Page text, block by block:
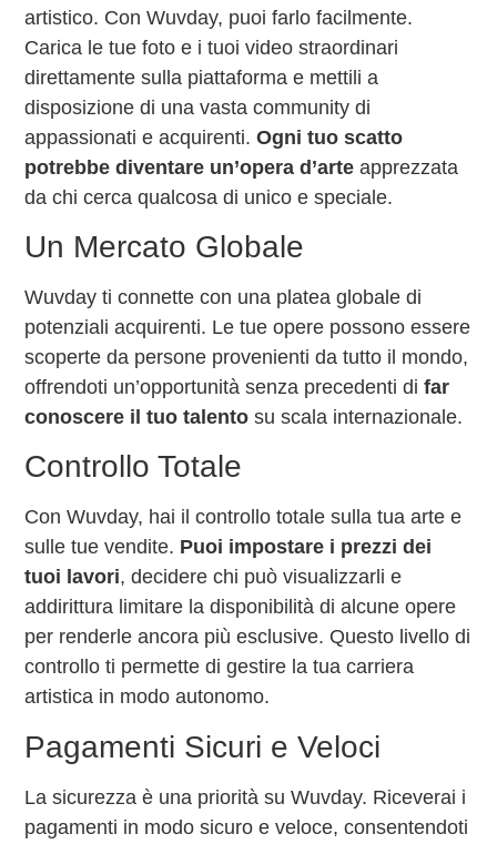
artistico. Con Wuvday, puoi farlo facilmente.
Carica le tue foto e i tuoi video straordinari
direttamente sulla piattaforma e mettili a
disposizione di una vasta community di
appassionati e acquirenti.Ogni tuo scatto
potrebbe diventare un’opera d’arte apprezzata
da chi cerca qualcosa di unico e speciale.
Un Mercato Globale
Wuvday ti connette con una platea globale di
potenziali acquirenti. Le tue opere possono essere
scoperte da persone provenienti da tutto il mondo,
offrendoti un’opportunità senza precedenti difar
conoscere il tuo talento su scala internazionale.
Controllo Totale
Con Wuvday, hai il controllo totale sulla tua arte e
sulle tue vendite. Puoi impostare i prezzi dei
tuoi lavori, decidere chi può visualizzarli e
addirittura limitare la disponibilità di alcune opere
per renderle ancora più esclusive. Questo livello di
controllo ti permette di gestire la tua carriera
artistica in modo autonomo.
Pagamenti Sicuri e Veloci
La sicurezza è una priorità su Wuvday. Riceverai i
pagamenti in modo sicuro e veloce, consentendoti